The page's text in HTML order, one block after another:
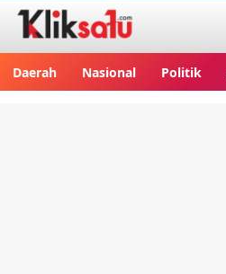
Daerah Nasional Politik